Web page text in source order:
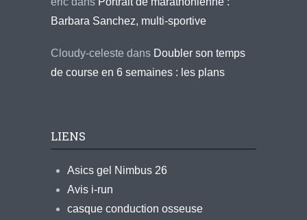
Barbara Sanchez, multi-sportive
Cloudy-celeste dans Doubler son temps
de course en 6 semaines : les plans
LIENS
Asics gel Nimbus 26
Avis i-run
casque conduction osseuse